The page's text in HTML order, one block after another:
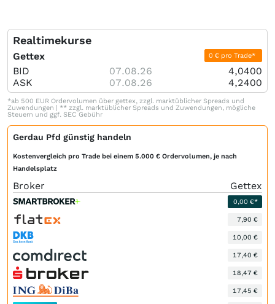
Realtimekurse
Gettex 0 € pro Trade*
BID 07.08.26
4,0400
ASK
07.08.26 4,2400
*ab 500 EUR Ordervolumen über gettex, zzgl. marktüblicher Spreads und
Zuwendungen | ** zzgl. marktüblicher Spreads und Zuwendungen, mögliche
Steuern und ggf. SEC Gebühr
Gerdau Pfd günstig handeln
Kostenvergleich pro Trade bei einem 5.000 € Ordervolumen, je nach
Handelsplatz
Broker Gettex
0,00 €*
7,90 €
10,00 €
17,40 €
18,47 €
17,45 €